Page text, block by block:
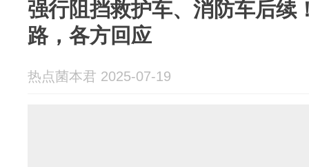
强行阻挡救护车、消防车后续
路，各方回应
热点菌本君 2025-07-19